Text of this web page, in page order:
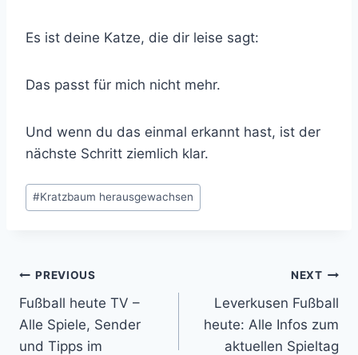
Es ist deine Katze, die dir leise sagt:
Das passt für mich nicht mehr.
Und wenn du das einmal erkannt hast, ist der
nächste Schritt ziemlich klar.
Post
Tags:
#Kratzbaum herausgewachsen
Post
navigation
PREVIOUS
Fußball heute TV –
Alle Spiele, Sender
und Tipps im
NEXT
Leverkusen Fußball
heute: Alle Infos zum
aktuellen Spieltag